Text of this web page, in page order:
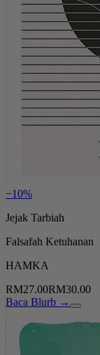
−10%
Jejak Tarbiah
Falsafah Ketuhanan
HAMKA
RM27.00RM30.00
Baca Blurb →